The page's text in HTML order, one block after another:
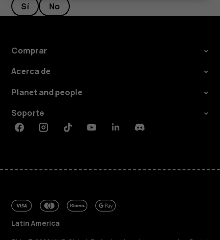
Sí No
Comprar
Acerca de
Planet and people
Soporte
FacebookInstagramTiktokYoutubeLinkedinDiscord
Latin America